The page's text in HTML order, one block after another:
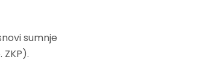
sumnje